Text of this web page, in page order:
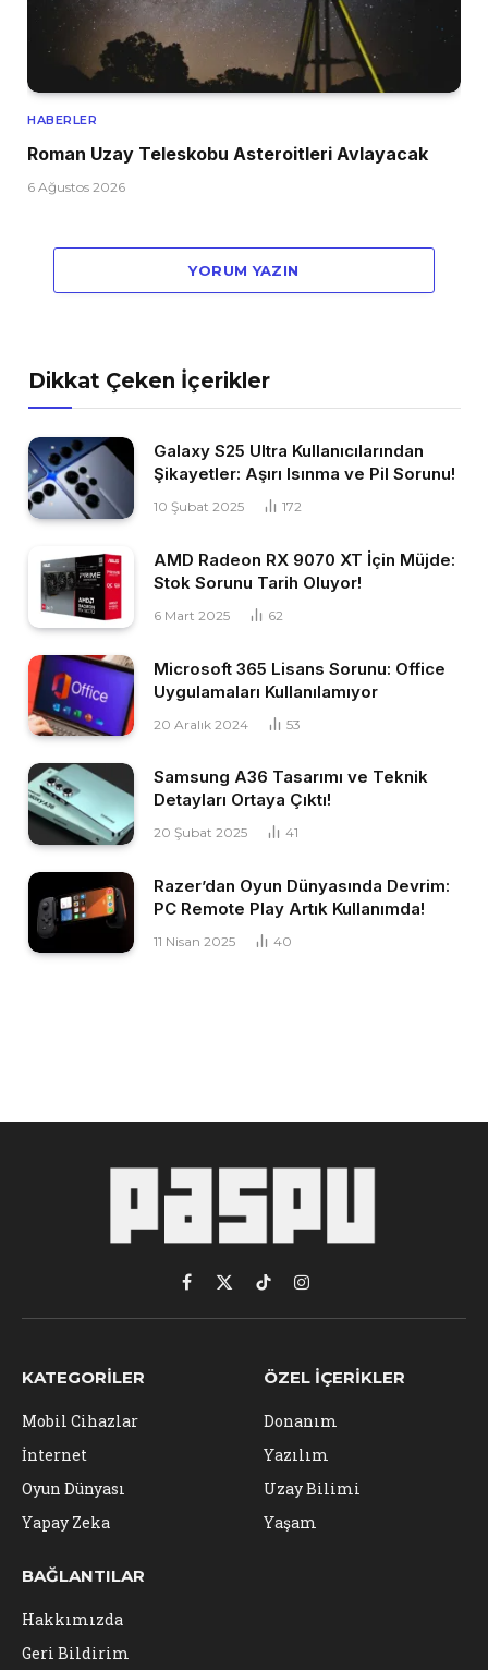
HABERLER
Roman Uzay Teleskobu Asteroitleri Avlayacak
6 Ağustos 2026
YORUM YAZIN
Dikkat Çeken İçerikler
Galaxy S25 Ultra Kullanıcılarından
Şikayetler: Aşırı Isınma ve Pil Sorunu!
10 Şubat 2025 172
AMD Radeon RX 9070 XT İçin Müjde:
Stok Sorunu Tarih Oluyor!
6 Mart 2025 62
Microsoft 365 Lisans Sorunu: Office
Uygulamaları Kullanılamıyor
20 Aralık 2024 53
Samsung A36 Tasarımı ve Teknik
Detayları Ortaya Çıktı!
20 Şubat 2025 41
Razer’dan Oyun Dünyasında Devrim:
PC Remote Play Artık Kullanımda!
11 Nisan 2025 40
Facebook
X
(Twitter)
TikTokInstagram
KATEGORILER
Mobil Cihazlar
İnternet
Oyun Dünyası
Yapay Zeka
ÖZEL İÇERIKLER
Donanım
Yazılım
Uzay Bilimi
Yaşam
BAĞLANTILAR
Hakkımızda
Geri Bildirim